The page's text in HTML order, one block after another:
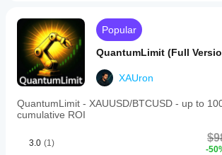
Popular
QuantumLimit (Full
XAUron
QuantumLimit - XAUUSD/BTCUSD - up to
cumulative ROI
3.0 (1)
-